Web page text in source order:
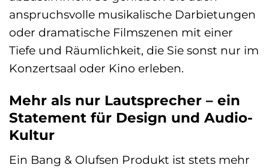
anspruchsvolle musikalische Darbietungen
oder dramatische Filmszenen mit einer
Tiefe und Räumlichkeit, die Sie sonst nur im
Konzertsaal oder Kino erleben.
Mehr als nur Lautsprecher – ein
Statement für Design und Audio-
Kultur
Ein Bang & Olufsen Produkt ist stets mehr